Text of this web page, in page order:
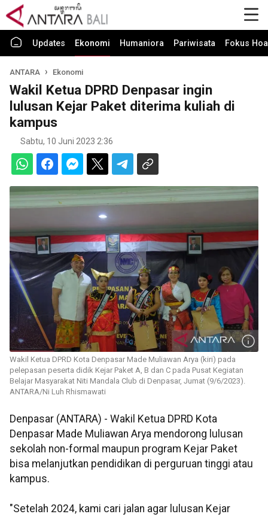
Updates Ekonomi Humaniora Pariwisata Fokus
ANTARA Ekonomi
Wakil Ketua DPRD Denpasar ingin
lulusan Kejar Paket diterima kuliah di
kampus
Sabtu, 10 Juni 2023 2:36
Wakil Ketua DPRD Kota Denpasar Made Muliawan Arya (kiri) pada
pelepasan peserta didik Kejar Paket A, B dan C pada Pusat Kegiatan
Belajar Masyarakat Niti Mandala Club di Denpasar, Jumat (9/6/2023).
ANTARA/Ni Luh Rhismawati
Denpasar (ANTARA) - Wakil Ketua DPRD Kota
Denpasar Made Muliawan Arya mendorong lulusan
sekolah non-formal maupun program Kejar Paket
bisa melanjutkan pendidikan di perguruan tinggi atau
kampus.
"Setelah 2024, kami cari jalan agar lulusan Kejar